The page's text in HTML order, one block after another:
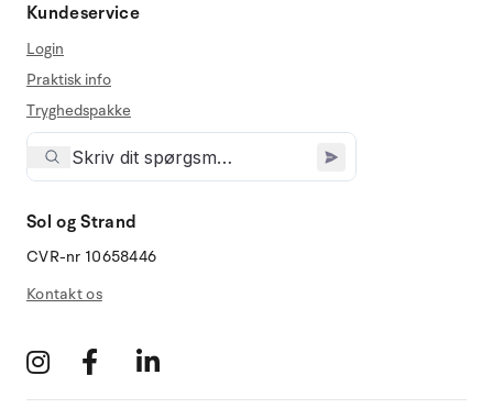
Kundeservice
Login
Praktisk info
Tryghedspakke
Sol og Strand
CVR-nr 10658446
Kontakt os